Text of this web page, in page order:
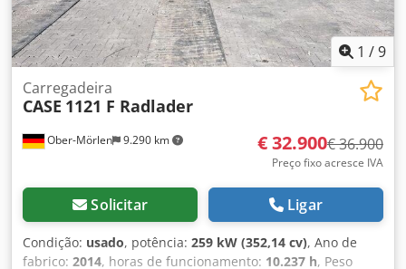
1 /9
Ober-Mörlen 9.290 km
Carregadeira
CASE 1121 F Radlader
€ 32.900€ 36.900
Preço fixo acresce IVA
Solicitar Ligar
Condição: usado, potência: 259 kW (352,14 cv), Ano de
fabrico: 2014, horas de funcionamento: 10.237 h, Peso